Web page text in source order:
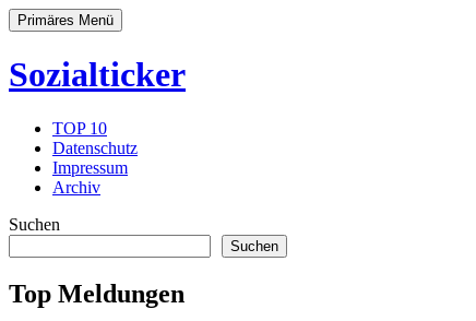
Primäres Menü
Sozialticker
TOP 10
Datenschutz
Impressum
Archiv
Suchen
Suchen
Top Meldungen